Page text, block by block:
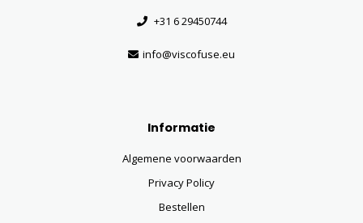
+31 6 29450744
info@viscofuse.eu
Informatie
Algemene voorwaarden
Privacy Policy
Bestellen